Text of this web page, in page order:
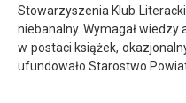
Stowarzyszenia Klub
niebanalny. Wymagał wiedzy
w postaci książek,
ufundowało Starostwo